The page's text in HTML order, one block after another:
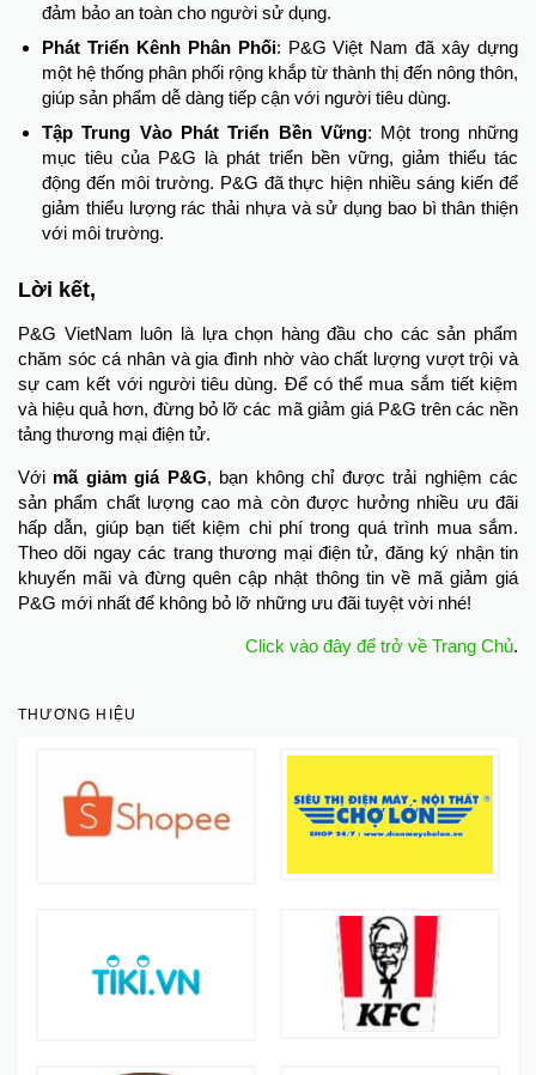
đảm bảo an toàn cho người sử dụng.
Phát Triển Kênh Phân Phối: P&G Việt Nam đã xây dựng
một hệ thống phân phối rộng khắp từ thành thị đến nông thôn,
giúp sản phẩm dễ dàng tiếp cận với người tiêu dùng.
Tập Trung Vào Phát Triển Bền Vững: Một trong những
mục tiêu của P&G là phát triển bền vững, giảm thiểu tác
động đến môi trường. P&G đã thực hiện nhiều sáng kiến để
giảm thiểu lượng rác thải nhựa và sử dụng bao bì thân thiện
với môi trường.
Lời kết,
P&G VietNam luôn là lựa chọn hàng đầu cho các sản phẩm
chăm sóc cá nhân và gia đình nhờ vào chất lượng vượt trội và
sự cam kết với người tiêu dùng. Để có thể mua sắm tiết kiệm
và hiệu quả hơn, đừng bỏ lỡ các mã giảm giá P&G trên các nền
tảng thương mại điện tử.
Với mã giảm giá P&G, bạn không chỉ được trải nghiệm các
sản phẩm chất lượng cao mà còn được hưởng nhiều ưu đãi
hấp dẫn, giúp bạn tiết kiệm chi phí trong quá trình mua sắm.
Theo dõi ngay các trang thương mại điện tử, đăng ký nhận tin
khuyến mãi và đừng quên cập nhật thông tin về mã giảm giá
P&G mới nhất để không bỏ lỡ những ưu đãi tuyệt vời nhé!
Click vào đây để trở về Trang Chủ.
THƯƠNG HIỆU